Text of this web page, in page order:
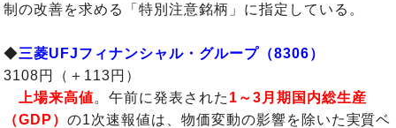
制の改善を求める「特別注意銘柄」に指定している。
◆三菱UFJフィナンシャル・グループ（8306）
3108円（＋113円）
上場来高値。午前に発表された 1～3月期国内総生産
（GDP）の1次速報値は、物価変動の影響を除いた実質ベ